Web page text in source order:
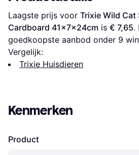
Laagste prijs voor Trixie Wild Cat
Cardboard 41x7x24cm is € 7,65.
goedkoopste aanbod onder 9
Vergelijk:
Trixie Huisdieren
Kenmerken
Product